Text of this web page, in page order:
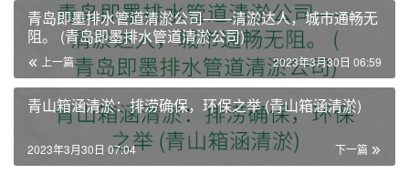
青岛即墨排水管道清淤公司——清淤达人，城市通畅无
阻。 (青岛即墨排水管道清淤公司)
上一篇 2023年3月30日 06:59
青山箱涵清淤：排涝确保，环保之举 (青山箱涵清淤)
下一篇
2023年3月30日 07:04